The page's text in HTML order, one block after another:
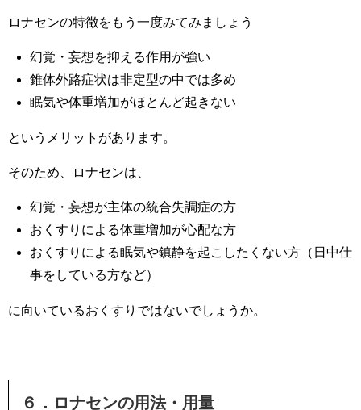
ロナセンの特徴をもう一度みてみましょう
幻覚・妄想を抑える作用が強い
錐体外路症状は非定型の中では多め
眠気や体重増加がほとんど起きない
というメリットがあります。
そのため、ロナセンは、
幻覚・妄想が主体の統合失調症の方
おくすりによる体重増加が心配な方
おくすりによる眠気や鎮静を起こしたくない方（日中仕
事をしている方など）
に向いているおくすりではないでしょうか。
６．ロナセンの用法・用量